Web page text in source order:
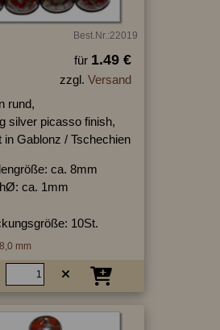
Best.Nr.:22019
für 1.49 €
zzgl. Versand
rund,
silver picasso finish,
in Gablonz / Tschechien
ca. 8mm
ca. 1mm
10St.
8,0 mm